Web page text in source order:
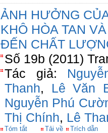
ẢNH HƯỞNG
KHÔ HÒA TAN
ĐẾN CHẤT
Số 19b (2011)
Tác giả:
Thanh, Lê Văn
Nguyễn Phú
Thị Chính, Lê
Tóm tắt Tải về Trích dẫn